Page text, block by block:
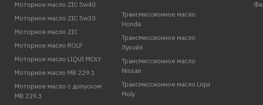
Моторное масло ZIC 5w40
Моторное масло ZIC 5w30
Моторное масло ZIC
Моторное масло ROLF
Моторное масло LIQUI MOLY
Моторное масло MB 229.1
Моторное масло с допуском
MB 229.3
Трансмиссионное масло
Honda
Трансмиссионное масло
Лукойл
Трансмиссионное масло
Nissan
Трансмиссионное масло Liqui
Moly